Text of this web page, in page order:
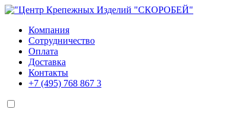
Компания
Сотрудничество
Оплата
Доставка
Контакты
+7 (495) 768 867 3